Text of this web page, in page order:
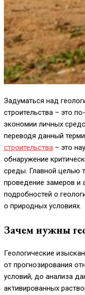
Задуматься над
строительства – это
экономии личных
переводя данный
строительства – это
обнаружение
среды. Главной целью
проведение замеров и
подробностей о
о природных условиях.
Зачем нужны
Геологические
от прогнозирования
условий, до анализа
активированных